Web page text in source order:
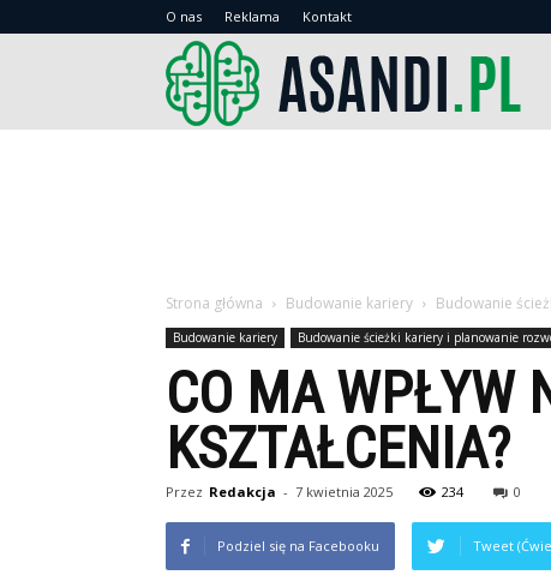
O nas Reklama Kontakt
Strona główna Budowanie kariery Budowanie
Budowanie kariery Budowanie ścieżki kariery i planowanie
CO MA WPŁYW
KSZTAŁCENIA?
Przez Redakcja - 7 kwietnia 2025 234 0
Podziel się na Facebooku Tweet